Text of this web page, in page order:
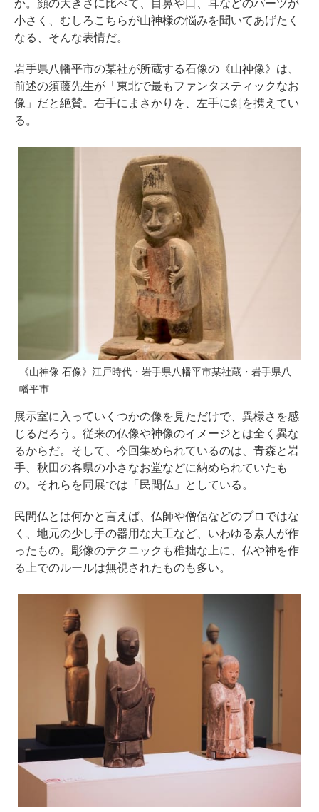
か。顔の大きさに比べて、目鼻や口、耳などのパーツが
小さく、むしろこちらが山神様の悩みを聞いてあげたく
なる、そんな表情だ。
岩手県八幡平市の某社が所蔵する石像の《山神像》は、
前述の須藤先生が「東北で最もファンタスティックなお
像」だと絶賛。右手にまさかりを、左手に剣を携えてい
る。
《山神像 石像》江戸時代・岩手県八幡平市某社蔵・岩手県八
幡平市
展示室に入っていくつかの像を見ただけで、異様さを感
じるだろう。従来の仏像や神像のイメージとは全く異な
るからだ。そして、今回集められているのは、青森と岩
手、秋田の各県の小さなお堂などに納められていたも
の。それらを同展では「民間仏」としている。
民間仏とは何かと言えば、仏師や僧侶などのプロではな
く、地元の少し手の器用な大工など、いわゆる素人が作
ったもの。彫像のテクニックも稚拙な上に、仏や神を作
る上でのルールは無視されたものも多い。